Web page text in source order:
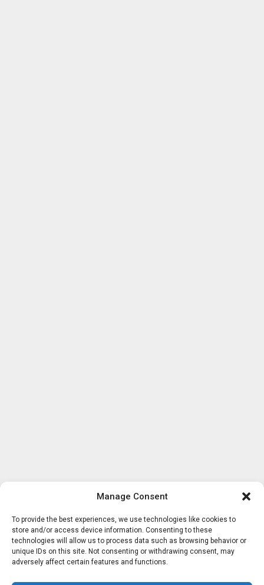
Manage Consent
To provide the best experiences, we use technologies like cookies to
store and/or access device information. Consenting to these
technologies will allow us to process data such as browsing behavior or
unique IDs on this site. Not consenting or withdrawing consent, may
adversely affect certain features and functions.